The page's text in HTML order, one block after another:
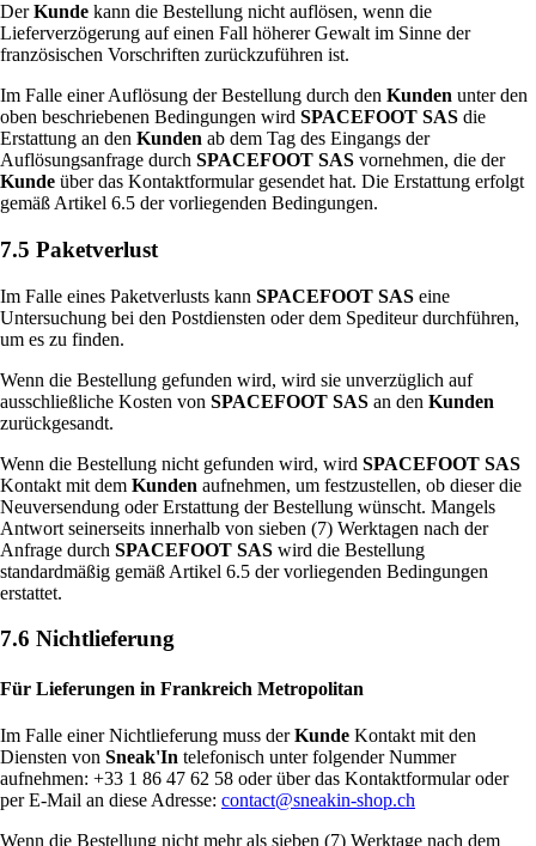
DerKunde kann die Bestellung nicht auflösen, wenn die
Lieferverzögerung auf einen Fall höherer Gewalt im Sinne der
französischen Vorschriften zurückzuführen ist.
Im Falle einer Auflösung der Bestellung durch den Kunden unter den
oben beschriebenen Bedingungen wird SPACEFOOT SAS die
Erstattung an den Kunden ab dem Tag des Eingangs der
Auflösungsanfrage durch SPACEFOOT SAS vornehmen, die der
Kunde über das Kontaktformular gesendet hat. Die Erstattung erfolgt
gemäß Artikel 6.5 der vorliegenden Bedingungen.
7.5 Paketverlust
Im Falle eines Paketverlusts kann SPACEFOOT SAS eine
Untersuchung bei den Postdiensten oder dem Spediteur durchführen,
um es zu finden.
Wenn die Bestellung gefunden wird, wird sie unverzüglich auf
ausschließliche Kosten von SPACEFOOT SAS an den Kunden
zurückgesandt.
Wenn die Bestellung nicht gefunden wird, wird SPACEFOOT SAS
Kontakt mit dem Kunden aufnehmen, um festzustellen, ob dieser die
Neuversendung oder Erstattung der Bestellung wünscht. Mangels
Antwort seinerseits innerhalb von sieben (7) Werktagen nach der
Anfrage durch SPACEFOOT SAS wird die Bestellung
standardmäßig gemäß Artikel 6.5 der vorliegenden Bedingungen
erstattet.
7.6 Nichtlieferung
Für Lieferungen in Frankreich Metropolitan
Im Falle einer Nichtlieferung muss derKunde Kontakt mit den
Diensten von Sneak'In telefonisch unter folgender Nummer
aufnehmen: +33 1 86 47 62 58 oder über das Kontaktformular oder
per E-Mail an diese Adresse: contact@sneakin-shop.ch
Wenn die Bestellung nicht mehr als sieben (7) Werktage nach dem